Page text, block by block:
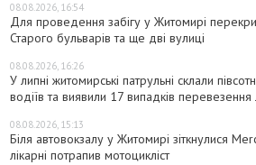
08.08.2026, 16:54
Для проведення забігу у Житомирі
Старого бульварів та ще дві вулиці
08.08.2026, 16:26
У липні житомирські патрульні склали
водіїв та виявили 17 випадків
08.08.2026, 15:13
Біля автовокзалу у Житомирі зіткнулися
лікарні потрапив мотоцикліст